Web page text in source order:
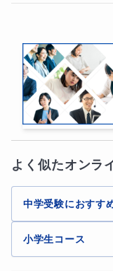
ね。
志望
ステ
よく似たオンラ
中学受験におすす
小学生コース